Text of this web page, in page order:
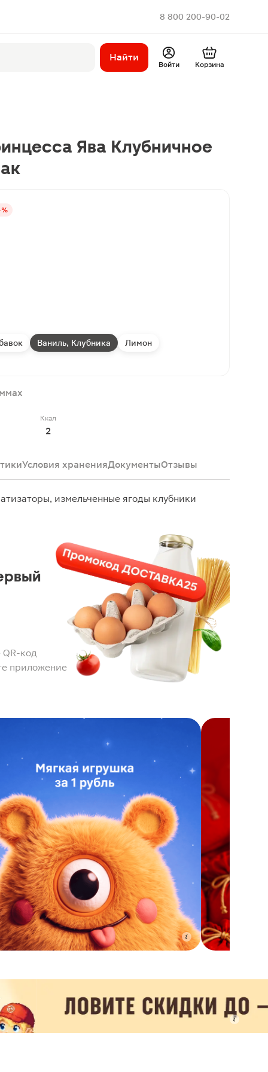
8 800 200-90-02
Найти
Войти Корзина
Ява Клубничное
Ваниль, Клубника Лимон
Ккал
2
Условия храненияДокументыОтзывы
измельченные ягоды клубники
код
приложение